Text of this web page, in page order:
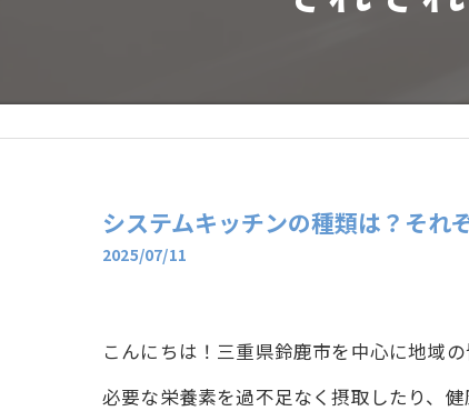
システムキッチンの種類は？それ
2025/07/11
こんにちは！三重県鈴鹿市を中心に地域
必要な栄養素を過不足なく摂取したり、